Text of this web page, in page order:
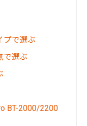
プで選ぶ
で選ぶ
BT-2000/2200